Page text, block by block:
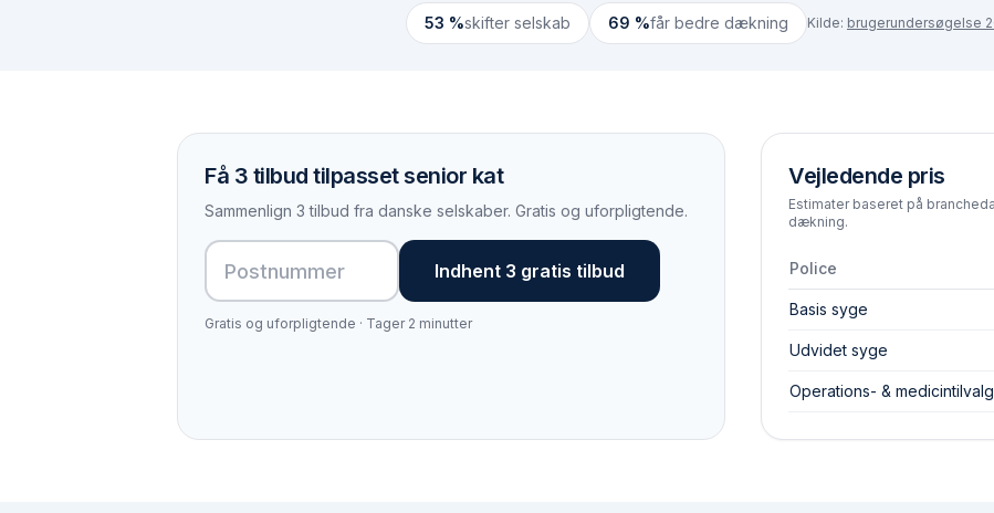
53 %skifter selskab 69 %får bedre dækning Kilde: brugerundersøgelse
Få 3 tilbud tilpasset senior kat
Sammenlign 3 tilbud fra danske selskaber. Gratis og uforpligtende.
Indhent 3 gratis tilbud
Gratis og uforpligtende · Tager 2 minutter
Vejledende pris
Estimater baseret på
dækning.
Police
Basis syge
Udvidet syge
Operations- & medicintilvalg